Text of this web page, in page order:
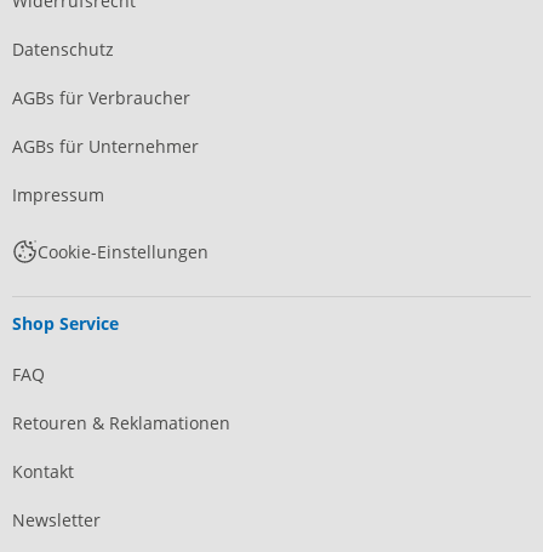
Datenschutz
AGBs für Verbraucher
AGBs für Unternehmer
Impressum
Cookie-Einstellungen
Shop Service
FAQ
Retouren & Reklamationen
Kontakt
Newsletter